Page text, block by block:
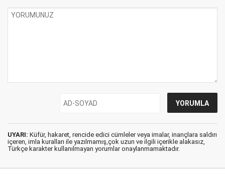
UYARI: Küfür, hakaret, rencide edici cümleler veya imalar, inançlara saldırı
içeren, imla kuralları ile yazılmamış,çok uzun ve ilgili içerikle alakasız,
Türkçe karakter kullanılmayan yorumlar onaylanmamaktadır.